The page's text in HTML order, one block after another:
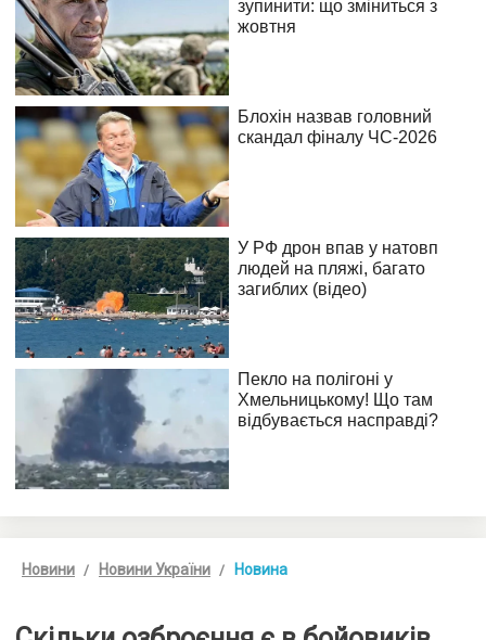
Новини Новини України Новина